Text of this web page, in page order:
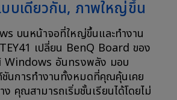
บเดียวกัน, ภาพใหญ่ขึ้น
บนหน้าจอที่ใหญ่ขึ้นและทำงาน
เปลี่ยน BenQ Board ของ
Windows อันทรงพลัง มอบ
นการทำงานทั้งหมดที่คุณคุ้นเคย
คุณสามารถเริ่มชั้นเรียนได้โดยไม่